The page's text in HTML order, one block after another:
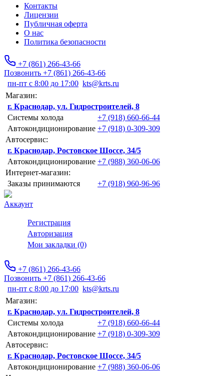
Контакты
Лицензии
Публичная оферта
О нас
Политика безопасности
+7 (861) 266-43-66
Позвонить +7 (861) 266-43-66
пн-пт с 8:00 до 17:00 kts@krts.ru
Магазин:
г. Краснодар, ул. Гидростроителей, 8
Системы холода
+7 (918) 660-66-44
Автокондиционирование +7 (918) 0-309-309
Автосервис:
г. Краснодар, Ростовское Шоссе, 34/5
Автокондиционирование +7 (988) 360-06-06
Интернет-магазин:
Заказы принимаются
+7 (918) 960-96-96
Аккаунт
Регистрация
Авторизация
Мои закладки (0)
+7 (861) 266-43-66
Позвонить +7 (861) 266-43-66
пн-пт с 8:00 до 17:00 kts@krts.ru
Магазин:
г. Краснодар, ул. Гидростроителей, 8
Системы холода
+7 (918) 660-66-44
Автокондиционирование +7 (918) 0-309-309
Автосервис:
г. Краснодар, Ростовское Шоссе, 34/5
Автокондиционирование +7 (988) 360-06-06